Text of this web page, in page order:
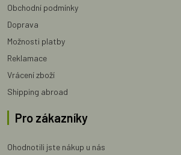
Obchodní podmínky
Doprava
Možnosti platby
Reklamace
Vrácení zboží
Shipping abroad
Pro zákazníky
Ohodnotili jste nákup u nás